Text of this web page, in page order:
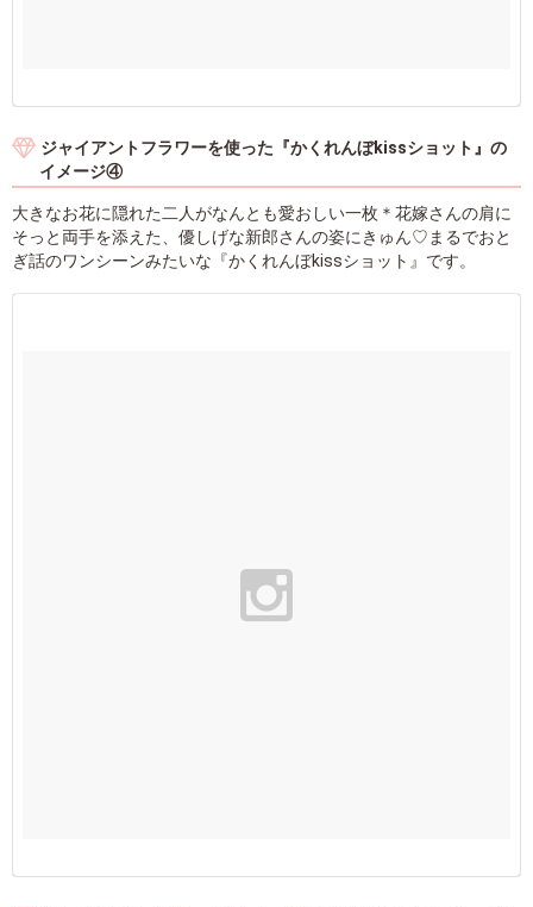
ジャイアントフラワーを使った『かくれんぼkissショット』の
イメージ④
大きなお花に隠れた二人がなんとも愛おしい一枚＊花嫁さんの肩に
そっと両手を添えた、優しげな新郎さんの姿にきゅん♡まるでおと
ぎ話のワンシーンみたいな『かくれんぼkissショット』です。